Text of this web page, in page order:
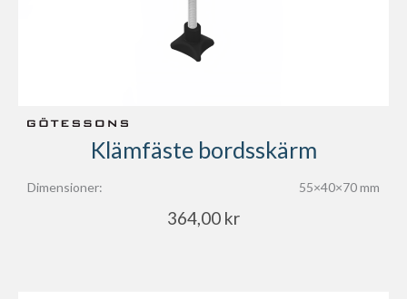
Klämfäste bordsskärm
Dimensioner: 55×40×70 mm
364,00 kr